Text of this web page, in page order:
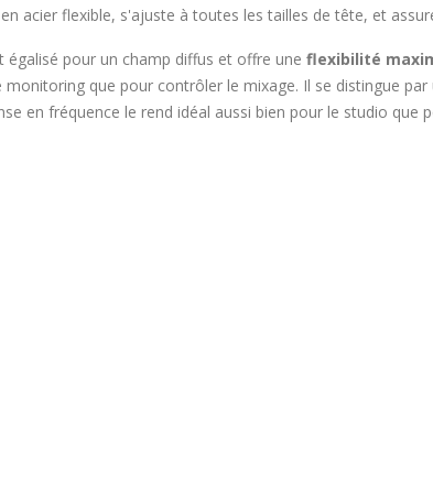
acier flexible, s'ajuste à toutes les tailles de tête, et
égalisé pour un champ diffus et offre une flexibilité
que pour contrôler le mixage. Il se distingue
en fréquence le rend idéal aussi bien pour le studio